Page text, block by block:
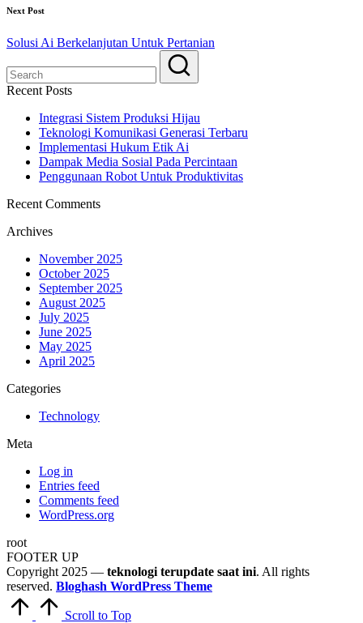
Next Post
Solusi Ai Berkelanjutan Untuk Pertanian
Recent Posts
Integrasi Sistem Produksi Hijau
Teknologi Komunikasi Generasi Terbaru
Implementasi Hukum Etik Ai
Dampak Media Sosial Pada Percintaan
Penggunaan Robot Untuk Produktivitas
Recent Comments
Archives
November 2025
October 2025
September 2025
August 2025
July 2025
June 2025
May 2025
April 2025
Categories
Technology
Meta
Log in
Entries feed
Comments feed
WordPress.org
root
FOOTER UP
Copyright 2025 — teknologi terupdate saat ini. All rights
reserved. Bloghash WordPress Theme
Scroll to Top